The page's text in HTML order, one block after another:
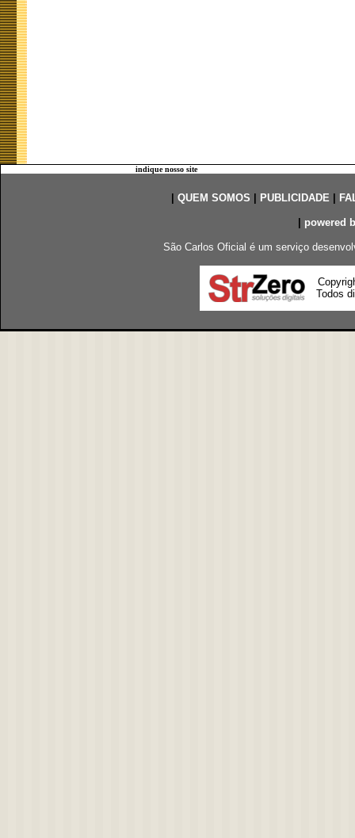
indique nosso site
QUEM SOMOS PUBLICIDADE|
powered
São Carlos Oficial é um serviço
Todos